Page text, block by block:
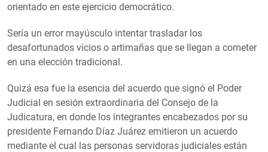
orientado en este ejercicio democrático.
Sería un error mayúsculo intentar trasladar los
desafortunados vicios o artimañas que se llegan a cometer
en una elección tradicional.
Quizá esa fue la esencia del acuerdo que signó el Poder
Judicial en sesión extraordinaria del Consejo de la
Judicatura, en donde los integrantes encabezados por su
presidente Fernando Díaz Juárez emitieron un acuerdo
mediante el cual las personas servidoras judiciales están